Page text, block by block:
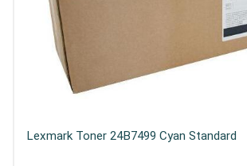
Lexmark Toner 24B7499 Cyan Standard